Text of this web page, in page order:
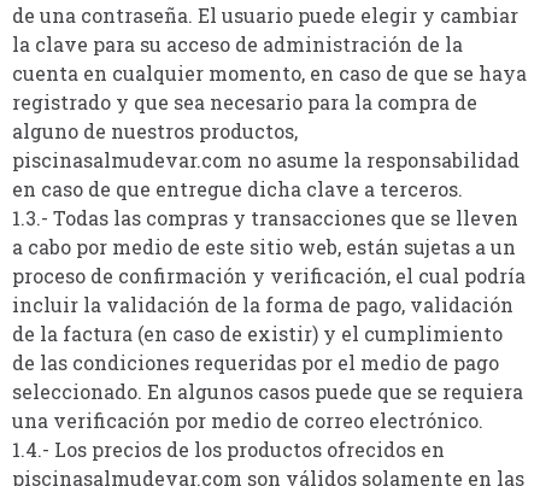
de una contraseña. El usuario puede elegir y cambiar
la clave para su acceso de administración de la
cuenta en cualquier momento, en caso de que se haya
registrado y que sea necesario para la compra de
alguno de nuestros productos,
piscinasalmudevar.com no asume la responsabilidad
en caso de que entregue dicha clave a terceros.
1.3.- Todas las compras y transacciones que se lleven
a cabo por medio de este sitio web, están sujetas a un
proceso de confirmación y verificación, el cual podría
incluir la validación de la forma de pago, validación
de la factura (en caso de existir) y el cumplimiento
de las condiciones requeridas por el medio de pago
seleccionado. En algunos casos puede que se requiera
una verificación por medio de correo electrónico.
1.4.- Los precios de los productos ofrecidos en
piscinasalmudevar.com son válidos solamente en las